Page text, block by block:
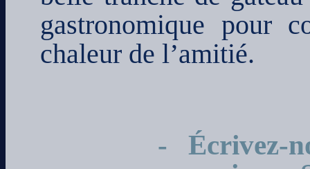
gastronomique pour
chaleur de l’amitié.
- Écrivez-